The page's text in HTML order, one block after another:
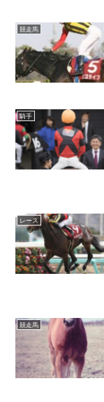
競走馬
騎手
レース
競走馬